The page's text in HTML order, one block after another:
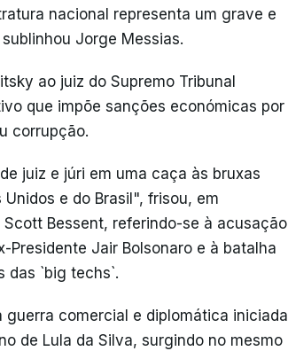
nacional representa um grave e
Jorge Messias.
ao juiz do Supremo Tribunal
que impõe sanções económicas por
corrupção.
juiz e júri em uma caça às bruxas
e do Brasil", frisou, em
Bessent, referindo-se à acusação
Jair Bolsonaro e à batalha
das `big techs`.
comercial e diplomática iniciada
de Lula da Silva, surgindo no mesmo